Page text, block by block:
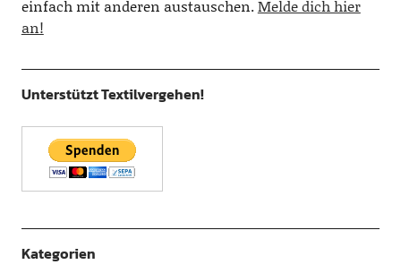
einfach mit anderen austauschen.Melde dich hier
an!
Unterstützt Textilvergehen!
Kategorien